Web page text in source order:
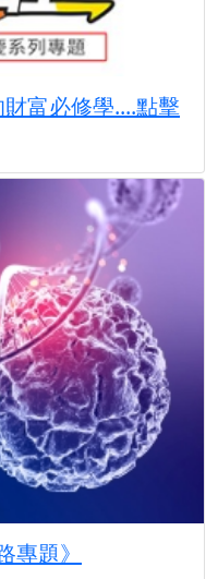
富必修學....點擊
專題》